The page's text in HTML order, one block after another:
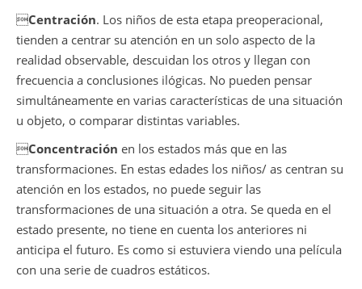
Centración. Los niños de esta etapa preoperacional,
tienden a centrar su atención en un solo aspecto de la
realidad observable, descuidan los otros y llegan con
frecuencia a conclusiones ilógicas. No pueden pensar
simultáneamente en varias características de una situación
u objeto, o comparar distintas variables.
Concentración en los estados más que en las
transformaciones. En estas edades los niños/ as centran su
atención en los estados, no puede seguir las
transformaciones de una situación a otra. Se queda en el
estado presente, no tiene en cuenta los anteriores ni
anticipa el futuro. Es como si estuviera viendo una película
con una serie de cuadros estáticos.